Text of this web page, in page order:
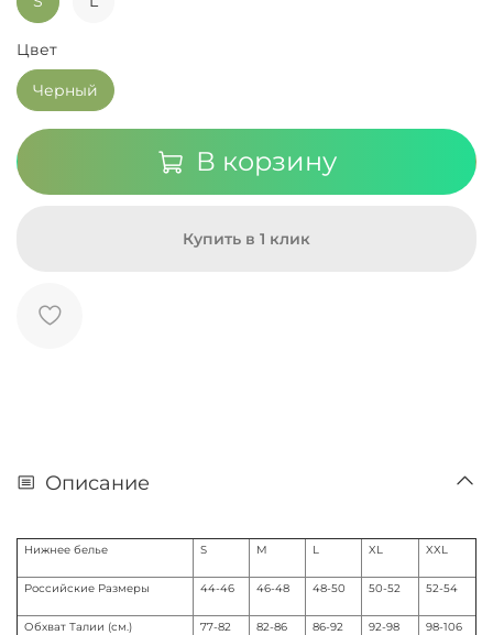
В корзину
Купить в 1 клик
Цвет
Черный
Описание
Нижнее белье S M L XL XXL
Российские Размеры 44-46 46-48 48-50 50-52 52-54
Обхват Талии (см.) 77-82 82-86 86-92 92-98 98-106